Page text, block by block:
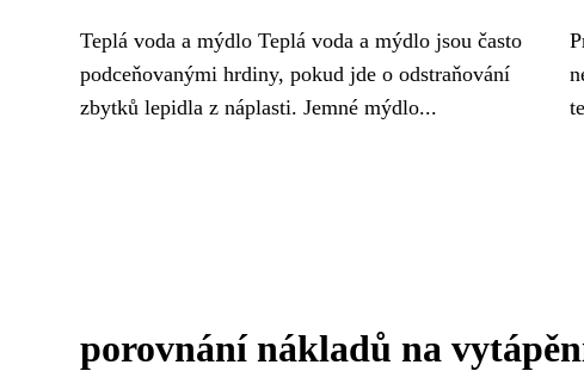
Teplá voda a mýdlo Teplá voda a mýdlo jsou často
podceňovanými hrdiny, pokud jde o odstraňování
zbytků lepidla z náplasti. Jemné mýdlo...
porovnání nákladů na